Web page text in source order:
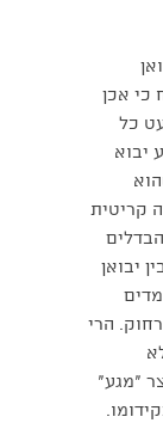
כי אכן
כל
יבוא
קריטית
יבואן
הרי
"מגע"